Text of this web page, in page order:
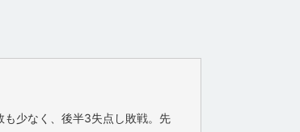
少なく、後半3失点し敗戦。先